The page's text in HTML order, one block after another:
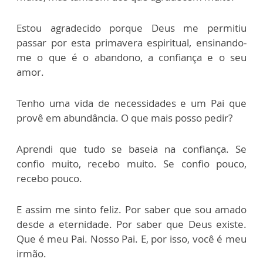
Estou agradecido porque Deus me permitiu
passar por esta primavera espiritual, ensinando-
me o que é o abandono, a confiança e o seu
amor.
Tenho uma vida de necessidades e um Pai que
provê em abundância. O que mais posso pedir?
Aprendi que tudo se baseia na confiança. Se
confio muito, recebo muito. Se confio pouco,
recebo pouco.
E assim me sinto feliz. Por saber que sou amado
desde a eternidade. Por saber que Deus existe.
Que é meu Pai. Nosso Pai. E, por isso, você é meu
irmão.